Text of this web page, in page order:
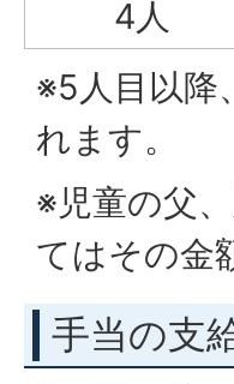
4人
※5人目以降
れます。
※児童の父
てはその金
手当の支